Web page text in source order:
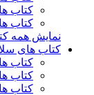
کتاب
کتاب
نمایش همه
کتاب های
کتاب
کتاب
کتاب